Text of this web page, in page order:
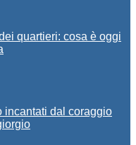
quartieri: cosa è oggi
incantati dal coraggio